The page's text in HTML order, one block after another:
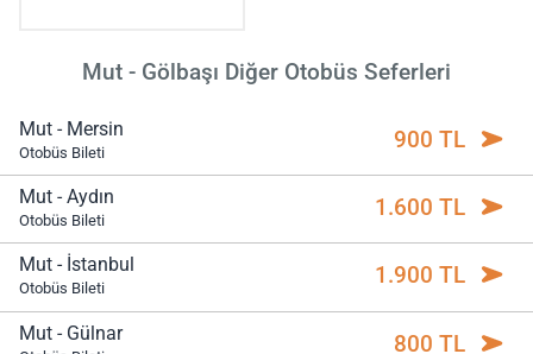
Mut - Gölbaşı Diğer Otobüs Seferleri
Mut - Mersin
Otobüs Bileti 900 TL
Mut - Aydın
Otobüs Bileti 1.600 TL
Mut - İstanbul
Otobüs Bileti 1.900 TL
Mut - Gülnar 800 TL